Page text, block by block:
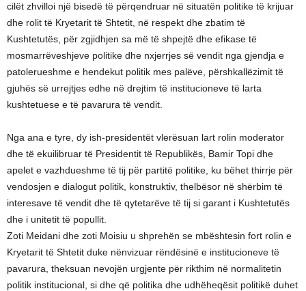
cilët zhvilloi një bisedë të përqendruar në situatën politike të krijuar
dhe rolit të Kryetarit të Shtetit, në respekt dhe zbatim të
Kushtetutës, për zgjidhjen sa më të shpejtë dhe efikase të
mosmarrëveshjeve politike dhe nxjerrjes së vendit nga gjendja e
patolerueshme e hendekut politik mes palëve, përshkallëzimit të
gjuhës së urrejtjes edhe në drejtim të institucioneve të larta
kushtetuese e të pavarura të vendit.
Nga ana e tyre, dy ish-presidentët vlerësuan lart rolin moderator
dhe të ekuilibruar të Presidentit të Republikës, Bamir Topi dhe
apelet e vazhdueshme të tij për partitë politike, ku bëhet thirrje për
vendosjen e dialogut politik, konstruktiv, thelbësor në shërbim të
interesave të vendit dhe të qytetarëve të tij si garant i Kushtetutës
dhe i unitetit të popullit.
Zoti Meidani dhe zoti Moisiu u shprehën se mbështesin fort rolin e
Kryetarit të Shtetit duke nënvizuar rëndësinë e institucioneve të
pavarura, theksuan nevojën urgjente për rikthim në normalitetin
politik institucional, si dhe që politika dhe udhëheqësit politikë duhet